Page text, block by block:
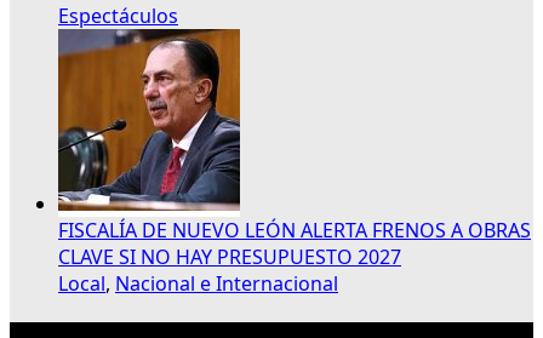
Espectáculos
FISCALÍA DE NUEVO LEÓN ALERTA FRENOS A OBRAS
CLAVE SI NO HAY PRESUPUESTO 2027
Local, Nacional e Internacional